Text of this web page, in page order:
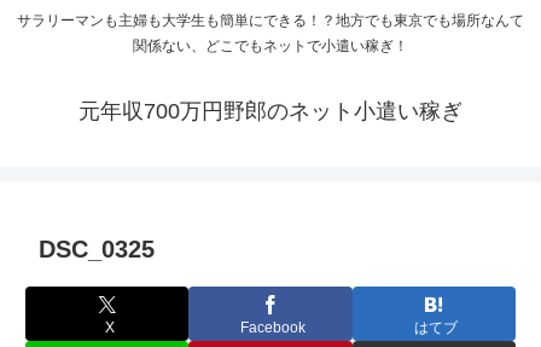
サラリーマンも主婦も大学生も簡単にできる！？地方でも東京でも場所なんて
関係ない、どこでもネットで小遣い稼ぎ！
元年収700万円野郎のネット小遣い稼ぎ
DSC_0325
X Facebook はてブ